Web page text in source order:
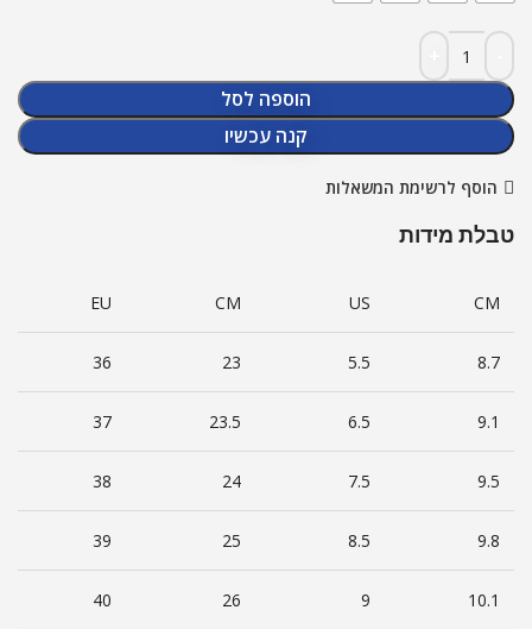
הוספה לסל
קנה עכשיו
הוסף לרשימת המשאלות
טבלת מידות
CM
US
CM
EU
8.7
5.5
23
36
9.1
6.5
23.5
37
9.5
7.5
24
38
9.8
8.5
25
39
10.1
9
26
40